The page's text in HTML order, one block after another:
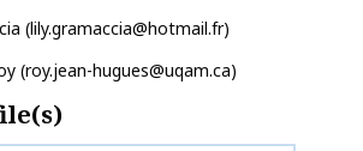
(lily.gramaccia@hotmail.fr)
(roy.jean-hugues@uqam.ca)